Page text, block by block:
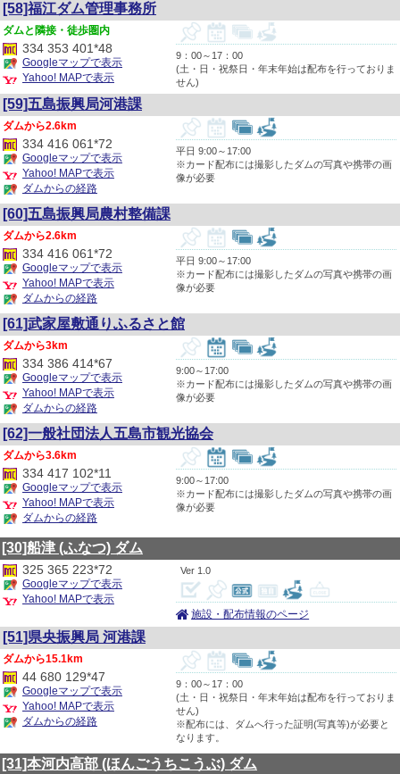
[58]福江ダム管理事務所
9：00～17：00
(土・日・祝祭日・年末年始は配布を行っておりま
せん)
隣接・徒歩圏内
334 353 401*48
Googleマップで表示
Yahoo! MAPで表示
[59]五島振興局河港課
平日 9:00～17:00
※カード配布には撮影したダムの写真や携帯の画
像が必要
2.6km
334 416 061*72
Googleマップで表示
Yahoo! MAPで表示
ダムからの経路
[60]五島振興局農村整備課
平日 9:00～17:00
※カード配布には撮影したダムの写真や携帯の画
像が必要
2.6km
334 416 061*72
Googleマップで表示
Yahoo! MAPで表示
ダムからの経路
[61]武家屋敷通りふるさと館
9:00～17:00
※カード配布には撮影したダムの写真や携帯の画
像が必要
3km
334 386 414*67
Googleマップで表示
Yahoo! MAPで表示
ダムからの経路
[62]一般社団法人五島市観光協会
9:00～17:00
※カード配布には撮影したダムの写真や携帯の画
像が必要
3.6km
334 417 102*11
Googleマップで表示
Yahoo! MAPで表示
ダムからの経路
[30]船津 (ふなつ) ダム
1.0
施設・配布情報のページ
325 365 223*72
Googleマップで表示
Yahoo! MAPで表示
[51]県央振興局 河港課
9：00～17：00
(土・日・祝祭日・年末年始は配布を行っておりま
せん)
※配布には、ダムへ行った証明(写真等)が必要と
なります。
15.1km
44 680 129*47
Googleマップで表示
Yahoo! MAPで表示
ダムからの経路
[31]本河内高部 (ほんごうちこうぶ) ダム